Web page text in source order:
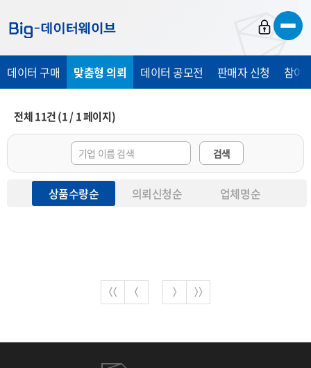
가
가
가
데이터 구매 맞춤형 의뢰 데이터 공모전 판매자 신청 참여
전체11건(1/1페이지)
검색
상품수량순 의뢰신청순 업체명순